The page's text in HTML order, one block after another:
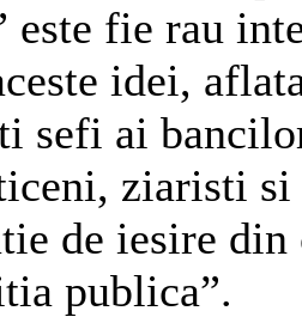
este fie rau
idei,
sefi ai
ziaristi si
de iesire
publica”.